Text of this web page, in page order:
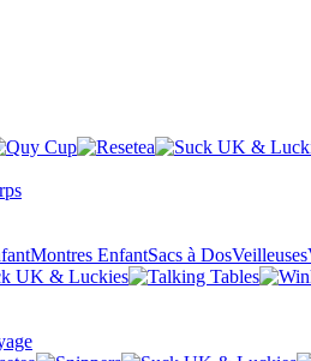
Montres EnfantSacs à DosVeilleuses